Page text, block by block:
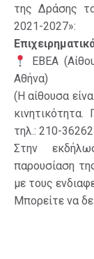
της Δράσης
ΕΒΕΑ
Αθήνα)
(Η αίθουσα
τηλ.: 210-
Στην
παρουσίαση
με τους
Μπορείτε να